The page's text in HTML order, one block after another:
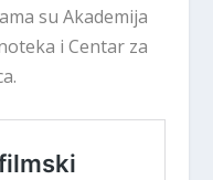
su Akademija
i Centar za